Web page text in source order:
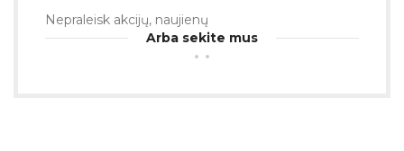
Nepraleisk akcijų, naujienų
Arba sekite mus